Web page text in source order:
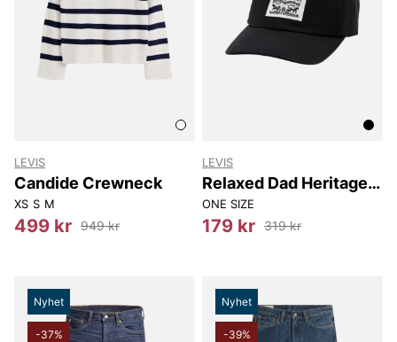
LEVIS
Candide Crewneck
XS S M
499 kr 949 kr
LEVIS
Relaxed Dad Heritage
Cap
ONE SIZE
179 kr 319 kr
Nyhet
-37%
Nyhet
-39%